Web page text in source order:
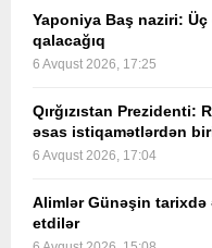
Yaponiya Baş naziri:
qalacağıq
6 Avqust 2026, 17:25
Qırğızıstan Prezidenti:
əsas istiqamətlərdən
6 Avqust 2026, 17:04
Alimlər Günəşin
etdilər